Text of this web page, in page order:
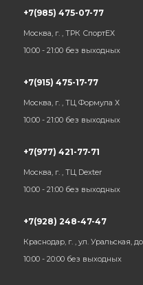
+7(985) 475-07-77
Москва, г. , ТРК СпортЕХ
10:00 - 21:00 без выходных
+7(915) 475-17-77
Москва, г. , ТЦ Формула Х
10:00 - 21:00 без выходных
+7(977) 421-77-71
Москва, г. , ТЦ Dexter
10:00 - 21:00 без выходных
+7(928) 248-47-47
Краснодар, г. , ул. Уральская,
10:00 - 20:00 без выходных